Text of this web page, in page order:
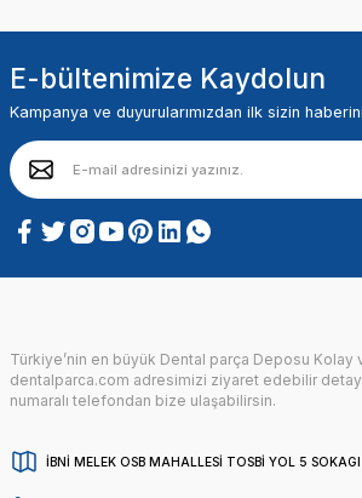
E-bültenimize Kaydolun
Kampanya ve duyurularımızdan ilk sizin
Türkiye’nin en büyük Dental parça Deposu Kolay
dentalparca.com adresimizi ziyaret edebilir
numaralı telefondan bize ulaşabilirsin.
İBNİ MELEK OSB MAHALLESİ TOSBİ YOL 5